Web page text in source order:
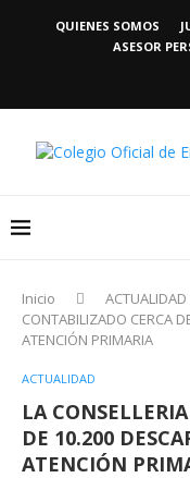
QUIENES SOMOS
ASESOR
Inicio ACTUALIDAD
CONTABILIZADO CERCA
ATENCIÓN PRIMARIA
ACTUALIDAD
LA
DE 10.200
ATENCIÓN